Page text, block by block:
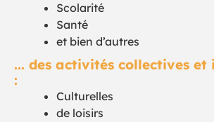
Scolarité
Santé
et bien d’autres
... des activités collectives et
:
Culturelles
de loisirs